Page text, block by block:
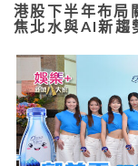
港股下半年布局
焦北水與AI新趨